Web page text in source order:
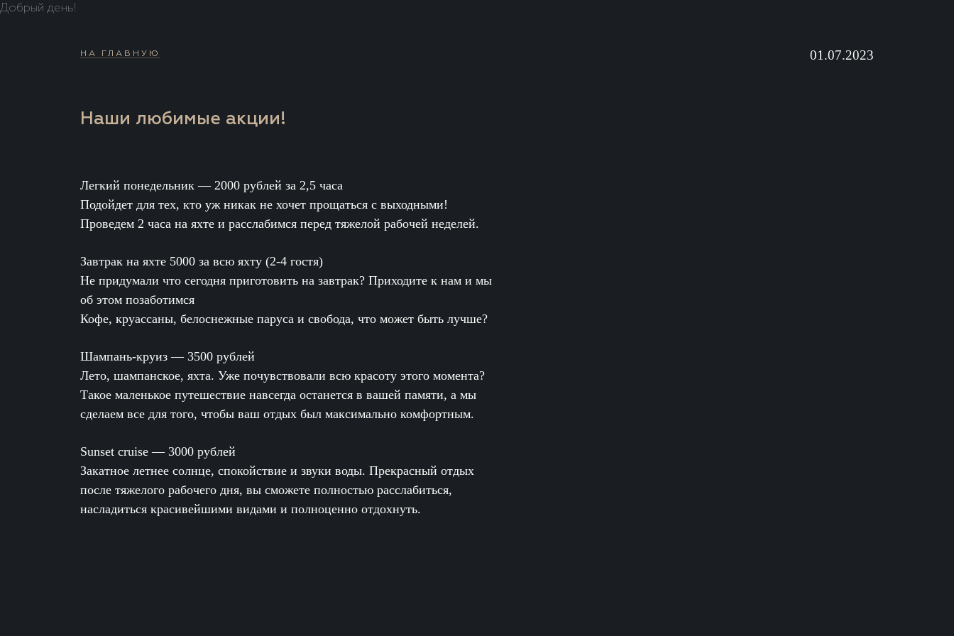
Добрый день!
НА ГЛАВНУЮ 01.07.2023
Наши любимые акции!
Легкий понедельник — 2000 рублей за 2,5 часа
Подойдет для тех, кто уж никак не хочет прощаться с выходными!
Проведем 2 часа на яхте и расслабимся перед тяжелой рабочей неделей.
Завтрак на яхте 5000 за всю яхту (2-4 гостя)
Не придумали что сегодня приготовить на завтрак? Приходите к нам и мы
об этом позаботимся
Кофе, круассаны, белоснежные паруса и свобода, что может быть лучше?
Шампань-круиз — 3500 рублей
Лето, шампанское, яхта. Уже почувствовали всю красоту этого момента?
Такое маленькое путешествие навсегда останется в вашей памяти, а мы
сделаем все для того, чтобы ваш отдых был максимально комфортным.
Sunset cruise — 3000 рублей
Закатное летнее солнце, спокойствие и звуки воды. Прекрасный отдых
после тяжелого рабочего дня, вы сможете полностью расслабиться,
насладиться красивейшими видами и полноценно отдохнуть.